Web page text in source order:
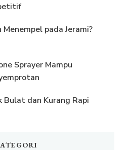
pada Jerami?
Sprayer Mampu
Bulat dan Kurang Rapi